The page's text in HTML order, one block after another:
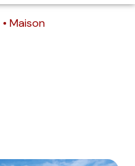
Maison